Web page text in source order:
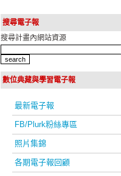
搜尋電子報
搜尋計畫內網站資源
數位典藏與學習電子報
最新電子報
FB/Plurk粉絲專區
照片集錦
各期電子報回顧